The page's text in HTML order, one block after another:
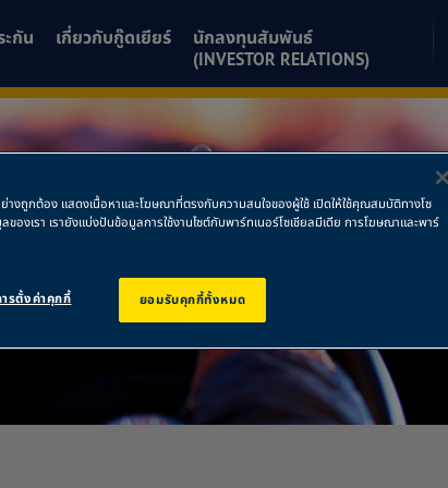
ะกัน เกี่ยวกับกู๊ดเยียร์
นักลงทุนสัมพันธ์
(INVESTOR RELATIONS)
อย่างถูกต้อง แสดงเนื้อหาและโฆษณาที่ตรงกับความสนใจของผู้ใช้ เปิดให้ใช้คุณสมบัติทางโซ
ลของเรา เรายังแบ่งปันข้อมูลการใช้งานไซต์กับพาร์ทเนอร์โซเชียลมีเดีย การโฆษณาและพาร์
ยอมรับคุกกี้ทั้งหมด
ารตั้งค่าคุกกี้